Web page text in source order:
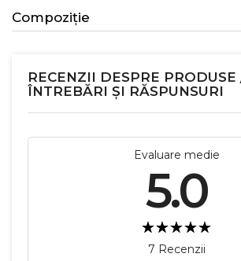
Compoziție
RECENZII DESPRE PRODUSE
ÎNTREBĂRI ȘI RĂSPUNSURI
Evaluare medie
5.0
7 Recenzii